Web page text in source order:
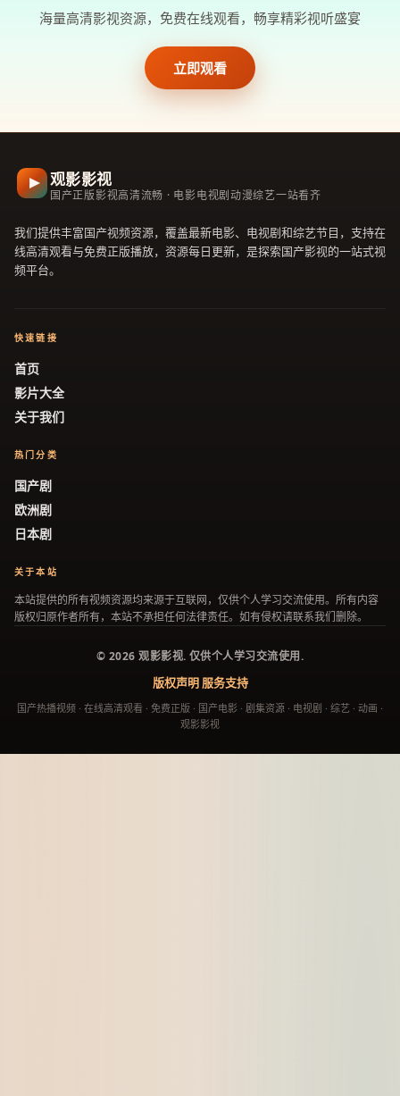
海量高清影视资源，免费在线观看，畅享精彩视听盛宴
立即观看
观影影视
国产正版影视高清流畅 · 电影电视剧动漫综艺一站看齐
我们提供丰富国产视频资源，覆盖最新电影、电视剧和综艺节目，支持在
线高清观看与免费正版播放，资源每日更新，是探索国产影视的一站式视
频平台。
快速链接
首页
影片大全
关于我们
热门分类
国产剧
欧洲剧
日本剧
关于本站
本站提供的所有视频资源均来源于互联网，仅供个人学习交流使用。所有内容
版权归原作者所有，本站不承担任何法律责任。如有侵权请联系我们删除。
© 2026 观影影视. 仅供个人学习交流使用.
版权声明 服务支持
国产热播视频 · 在线高清观看 · 免费正版 · 国产电影 · 剧集资源 · 电视剧 · 综艺 · 动画 ·
观影影视